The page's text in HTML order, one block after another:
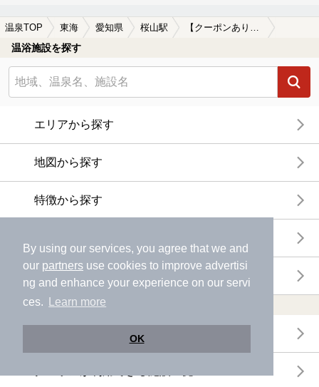
By using our services, you agree that we and
our partners use cookies to improve advertisi
ng and enhance your experience on our servi
ces.
Learn more
OK
温泉TOP 東海 愛知県 桜山駅
温浴施設を探す
エリアから探す
地図から探す
特徴から探す
関連キーワードから探す
おトクに利用する
電子チケットが利用できる施設一覧